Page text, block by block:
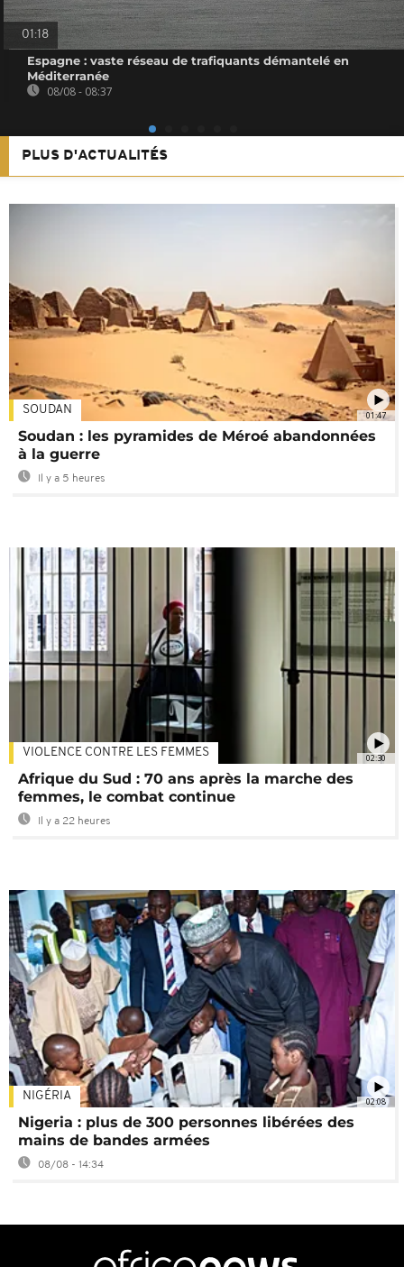
01:18
Espagne : vaste réseau de trafiquants démantelé en
Méditerranée
08/08 - 08:37
PLUS D'ACTUALITÉS
01:47
SOUDAN
Soudan : les pyramides de Méroé abandonnées
à la guerre
Il y a 5 heures
02:30
VIOLENCE CONTRE LES FEMMES
Afrique du Sud : 70 ans après la marche des
femmes, le combat continue
Il y a 22 heures
02:08
NIGÉRIA
Nigeria : plus de 300 personnes libérées des
mains de bandes armées
08/08 - 14:34